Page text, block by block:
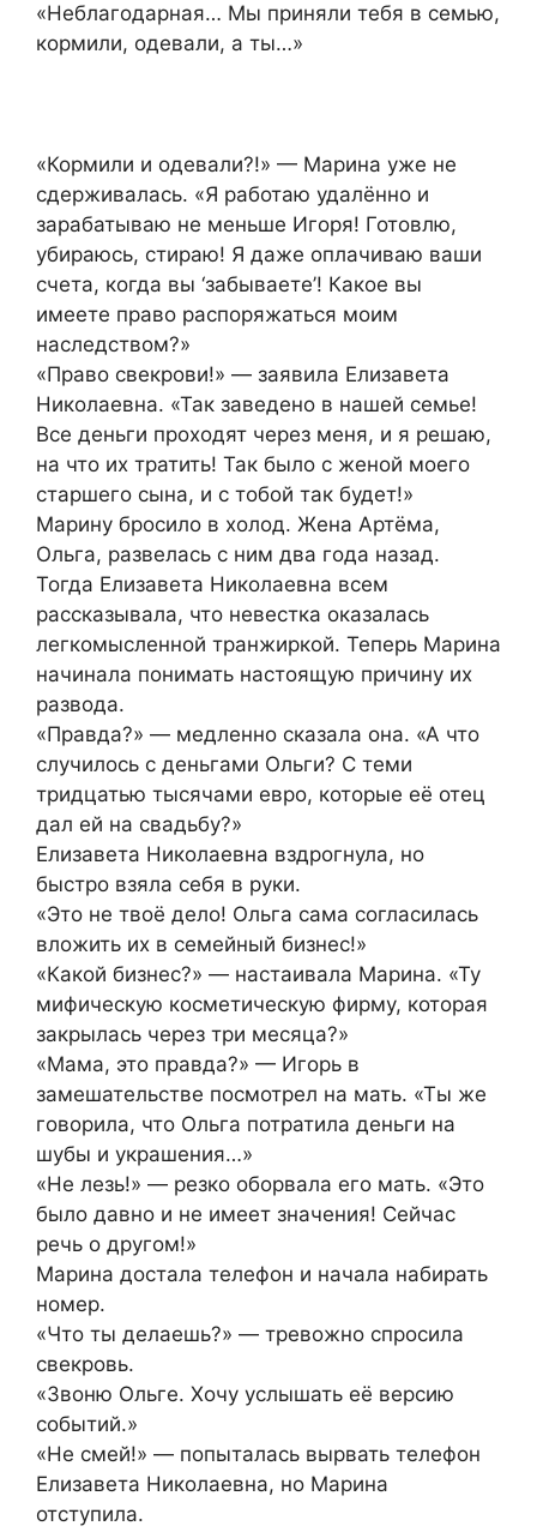
«Неблагодарная… Мы приняли тебя в семью,
кормили, одевали, а ты…»
«Кормили и одевали?!» — Марина уже не
сдерживалась. «Я работаю удалённо и
зарабатываю не меньше Игоря! Готовлю,
убираюсь, стираю! Я даже оплачиваю ваши
счета, когда вы ‘забываете’! Какое вы
имеете право распоряжаться моим
наследством?»
«Право свекрови!» — заявила Елизавета
Николаевна. «Так заведено в нашей семье!
Все деньги проходят через меня, и я решаю,
на что их тратить! Так было с женой моего
старшего сына, и с тобой так будет!»
Марину бросило в холод. Жена Артёма,
Ольга, развелась с ним два года назад.
Тогда Елизавета Николаевна всем
рассказывала, что невестка оказалась
легкомысленной транжиркой. Теперь Марина
начинала понимать настоящую причину их
развода.
«Правда?» — медленно сказала она. «А что
случилось с деньгами Ольги? С теми
тридцатью тысячами евро, которые её отец
дал ей на свадьбу?»
Елизавета Николаевна вздрогнула, но
быстро взяла себя в руки.
«Это не твоё дело! Ольга сама согласилась
вложить их в семейный бизнес!»
«Какой бизнес?» — настаивала Марина. «Ту
мифическую косметическую фирму, которая
закрылась через три месяца?»
«Мама, это правда?» — Игорь в
замешательстве посмотрел на мать. «Ты же
говорила, что Ольга потратила деньги на
шубы и украшения…»
«Не лезь!» — резко оборвала его мать. «Это
было давно и не имеет значения! Сейчас
речь о другом!»
Марина достала телефон и начала набирать
номер.
«Что ты делаешь?» — тревожно спросила
свекровь.
«Звоню Ольге. Хочу услышать её версию
событий.»
«Не смей!» — попыталась вырвать телефон
Елизавета Николаевна, но Марина
отступила.